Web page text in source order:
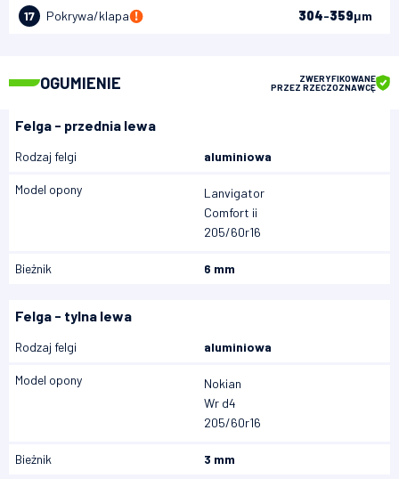
17 Pokrywa/klapa 304-359μm
OGUMIENIE
ZWERYFIKOWANE
PRZEZ RZECZOZNAWCĘ
Felga - przednia lewa
Rodzaj felgi aluminiowa
Model opony
Lanvigator
Comfort ii
205/60r16
Bieżnik 6 mm
Felga - tylna lewa
Rodzaj felgi aluminiowa
Model opony
Nokian
Wr d4
205/60r16
Bieżnik 3 mm